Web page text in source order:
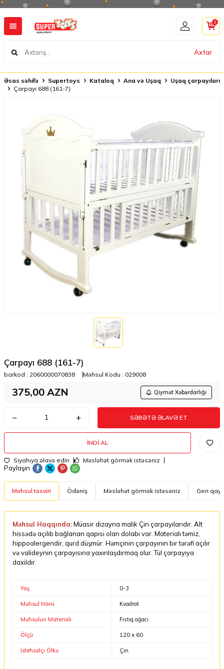
Axtar
0
Əsas səhifə Supertoys Kataloq Ana və Uşaq
Uşaq çarpayıları
Çarpayı 688 (161-7)
Çarpayı 688 (161-7)
barkod : 2060000070838 Məhsul Kodu : 029008
375,00 AZN Qiymət Xəbərdarlığı
SƏBƏTƏ ƏLAVƏ ET
İNDI AL
Siyahıya əlavə edin Məsləhət görmək istəsəniz
Paylaşın
Məhsul təsviri Ödəniş Məsləhət görmək istəsəniz Geri
Məhsul Haqqında:Müasir dizayna malik Çin çarpayılarıdır. Alt
hissədə açılıb bağlanan qapısı olan dolabı var. Materialı təmiz,
hippoalergendir, qurd düşmür. Həmçinin çarpayının bir tərəfi açılır
və valideynin çarpayısına yaxınlaşdırmaq olur. Tül çarpayıya
daxildir.
Yaş 0-3
Məhsul Növü Kvadrat
Məhsulun Materialı Fıstıq ağacı
Ölçü 120 x 60
İstehsalçı Ölkə Çin